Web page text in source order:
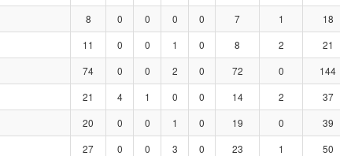
8 0 0 0 0 7 1 18
11 0 0 1 0 8 2 21
74 0 0 2 0 72 0 144
21 4 1 0 0 14 2 37
20 0 0 1 0 19 0 39
27 0 0 3 0 23 1 50